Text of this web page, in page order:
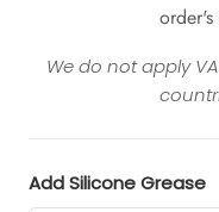
order's
We do not apply
Add Silicone Grease